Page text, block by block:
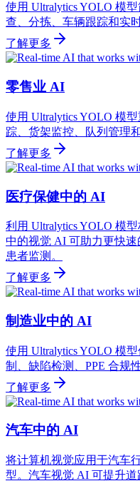
使用 Ultralytics YOLO 模
查、分拣、车辆跟踪和实
了解更多
零售业 AI
使用 Ultralytics YOLO 模
踪、货架监控、队列管理
了解更多
医疗保健中的 AI
利用 Ultralytics YOLO 模
中的视觉 AI 可助力更快
患者监测。
了解更多
制造业中的 AI
使用 Ultralytics YOLO 模
制、缺陷检测、PPE 合规
了解更多
汽车中的 AI
将计算机视觉应用于汽车
型。汽车视觉 AI 可提升道